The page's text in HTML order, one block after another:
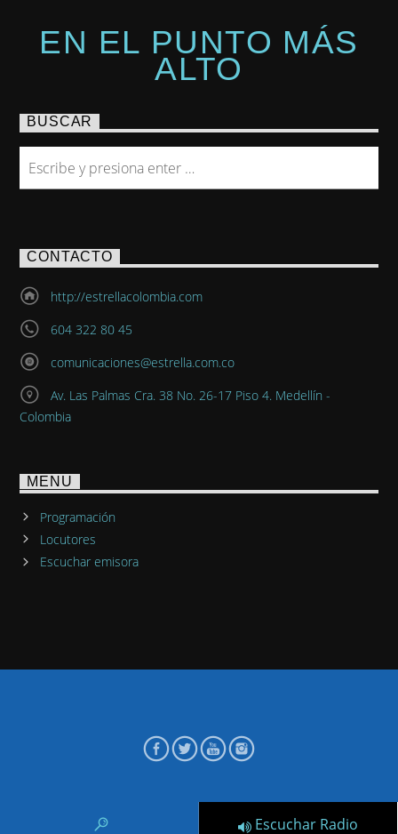
Escuchar Radio
EN EL PUNTO MÁS
ALTO
BUSCAR
CONTACTO
http://estrellacolombia.com
604 322 80 45
comunicaciones@estrella.com.co
Av. Las Palmas Cra. 38 No. 26-17 Piso 4. Medellín -
Colombia
MENU
Programación
Locutores
Escuchar emisora